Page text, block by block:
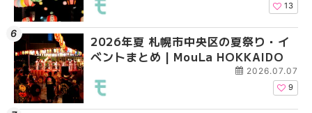
13
2026年夏 札幌市中央区の夏祭り・イ
ベントまとめ | MouLa HOKKAIDO
2026.07.07
9
2026年夏 札幌市清田
ベントまとめ |
2026年夏 札幌市手稲
ベントまとめ |